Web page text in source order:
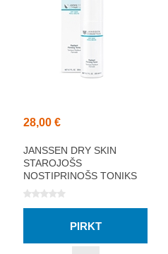
28,00 €
JANSSEN DRY SKIN
STAROJOŠS
NOSTIPRINOŠS TONIKS
200ML